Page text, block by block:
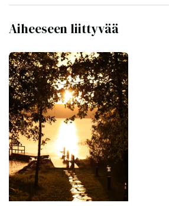
Aiheeseen liittyvää